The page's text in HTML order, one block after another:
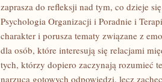
zaprasza do refleksji nad tym, co dzieje
Psychologia Organizacji i Poradnie i
charakter i porusza tematy związane z
dla osób, które interesują się relacjami
tych, którzy dopiero zaczynają rozumieć
narzuca gotowych odpowiedzi, lecz